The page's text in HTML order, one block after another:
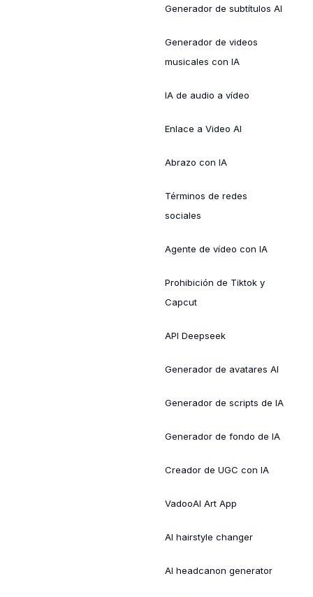
Generador de subtítulos AI
Generador de videos
musicales con IA
IA de audio a vídeo
Enlace a Video AI
Abrazo con IA
Términos de redes
sociales
Agente de vídeo con IA
Prohibición de Tiktok y
Capcut
API Deepseek
Generador de avatares AI
Generador de scripts de IA
Generador de fondo de IA
Creador de UGC con IA
VadooAI Art App
AI hairstyle changer
AI headcanon generator